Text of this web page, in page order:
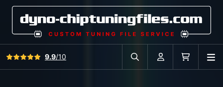
Bekijk alle reviews
9.9/10
Zoek in autodatabase
Account